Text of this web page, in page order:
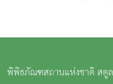
พิพิธภัณฑสถานแห่งชาติ สตูล